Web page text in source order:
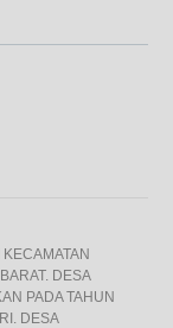
DESA
PADA TAHUN
DESA